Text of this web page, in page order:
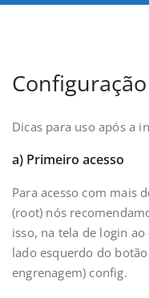
Dicas para uso após a
a) Primeiro acesso
Para acesso com mais
(root) nós
isso, na tela de login
lado esquerdo do
engrenagem) config.